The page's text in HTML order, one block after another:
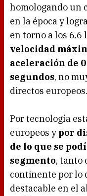
homologando un
en la época y
en torno a los 6.6
velocidad
aceleración de 0
segundos, no
directos europeos.
Por tecnología
europeos y por
de lo que se
segmento, tanto
continente por lo
destacable en el